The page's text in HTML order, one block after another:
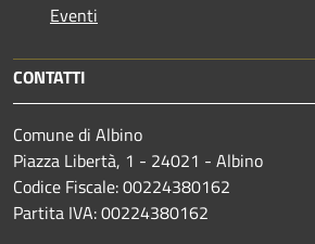
Eventi
CONTATTI
Comune di Albino
Piazza Libertà, 1 - 24021 - Albino
Codice Fiscale: 00224380162
Partita IVA: 00224380162